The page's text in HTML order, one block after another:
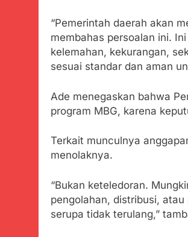
“Pemerintah daerah akan
membahas persoalan ini.
kelemahan, kekurangan,
sesuai standar dan aman
Ade menegaskan bahwa
program MBG, karena
Terkait munculnya
menolaknya.
“Bukan keteledoran.
pengolahan, distribusi,
serupa tidak terulang,”